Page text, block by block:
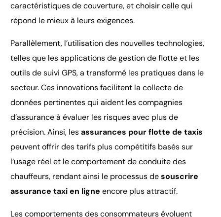
caractéristiques de couverture, et choisir celle qui
répond le mieux à leurs exigences.
Parallèlement, l’utilisation des nouvelles technologies,
telles que les applications de gestion de flotte et les
outils de suivi GPS, a transformé les pratiques dans le
secteur. Ces innovations facilitent la collecte de
données pertinentes qui aident les compagnies
d’assurance à évaluer les risques avec plus de
précision. Ainsi, lesassurances pour flotte de taxis
peuvent offrir des tarifs plus compétitifs basés sur
l’usage réel et le comportement de conduite des
chauffeurs, rendant ainsi le processus desouscrire
assurance taxi en ligne encore plus attractif.
Les comportements des consommateurs évoluent